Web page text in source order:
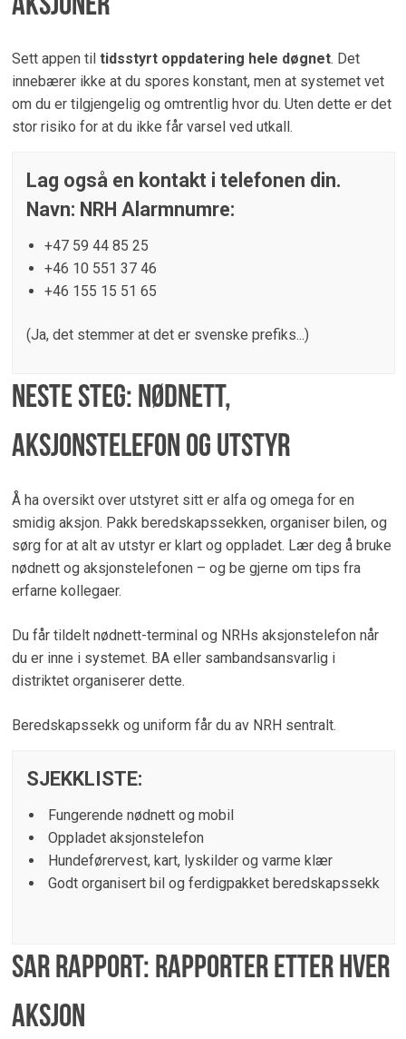
Sett appen til tidsstyrt oppdatering hele døgnet. Det
innebærer ikke at du spores konstant, men at systemet vet
om du er tilgjengelig og omtrentlig hvor du. Uten dette er det
stor risiko for at du ikke får varsel ved utkall.
Lag også en kontakt i telefonen din.
Navn: NRH Alarmnumre:
+47 59 44 85 25
+46 10 551 37 46
+46 155 15 51 65
(Ja, det stemmer at det er svenske prefiks...)
Neste steg: Nødnett,
aksjonstelefon og utstyr
Å ha oversikt over utstyret sitt er alfa og omega for en
smidig aksjon. Pakk beredskapssekken, organiser bilen, og
sørg for at alt av utstyr er klart og oppladet. Lær deg å bruke
nødnett og aksjonstelefonen – og be gjerne om tips fra
erfarne kollegaer.
Du får tildelt nødnett-terminal og NRHs aksjonstelefon når
du er inne i systemet. BA eller sambandsansvarlig i
distriktet organiserer dette.
Beredskapssekk og uniform får du av NRH sentralt.
SJEKKLISTE:
Fungerende nødnett og mobil
Oppladet aksjonstelefon
Hundeførervest, kart, lyskilder og varme klær
Godt organisert bil og ferdigpakket beredskapssekk
SAR Rapport: Rapporter etter hver
aksjon